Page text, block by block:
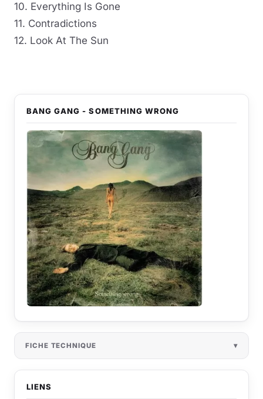
10. Everything Is Gone
11. Contradictions
12. Look At The Sun
BANG GANG - SOMETHING WRONG
FICHE TECHNIQUE
LIENS